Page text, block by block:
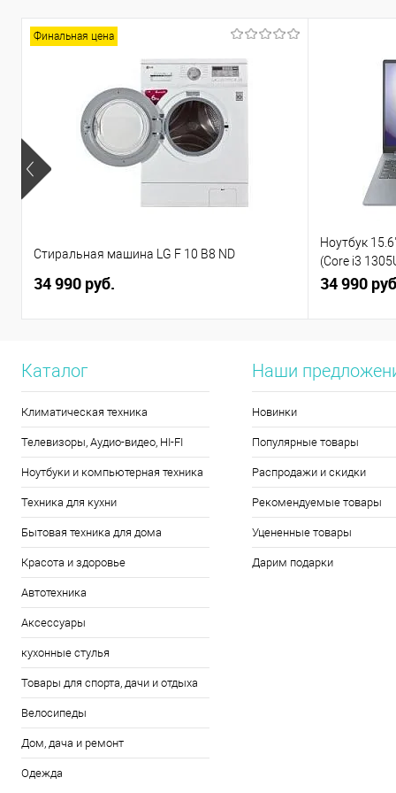
Финальная цена
Стиральная машина LG F 10 B8 ND
34 990 руб.
Ноутбук
(Core i3
(82X7004BPS)
34 990
Каталог
Климатическая техника
Телевизоры, Аудио-видео, HI-FI
Ноутбуки и компьютерная техника
Техника для кухни
Бытовая техника для дома
Красота и здоровье
Автотехника
Аксессуары
кухонные стулья
Товары для спорта, дачи и отдыха
Велосипеды
Дом, дача и ремонт
Одежда
Наши
Новинки
Популярные товары
Распродажи и скидки
Рекомендуемые товары
Уцененные товары
Дарим подарки